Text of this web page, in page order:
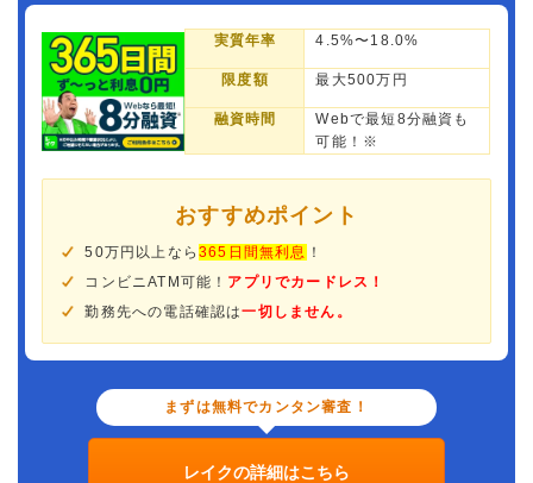
実質年率 4.5%〜18.0%
限度額 最大500万円
融資時間
Webで最短8分融資も
可能！※
おすすめポイント
50万円以上なら365日間無利息
！
コンビニATM可能！ アプリでカードレス！
勤務先への電話確認は一切しません。
まずは無料でカンタン審査！
レイクの詳細はこちら